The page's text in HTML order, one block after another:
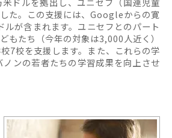
た。この支援には、Googleからの寛
が含まれます。ユニセフとのパート
もたち（今年の対象は3,000人近く）
7校を支援します。また、これらの学
ンの若者たちの学習成果を向上させ